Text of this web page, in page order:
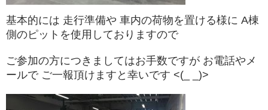
基本的には 走行準備や 車内の荷物を置ける様に A棟
側のピットを使用しておりますので
ご参加の方につきましてはお手数ですが お電話やメ
ールで ご一報頂けますと幸いです <(_ _)>